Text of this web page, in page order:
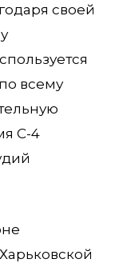
своей
всему
С-4